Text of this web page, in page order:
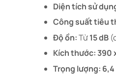
Diện tích sử
Công suất tiêu
Độ ồn:Từ15 dB
Kích thước:390
Trọng lượng: 6,4